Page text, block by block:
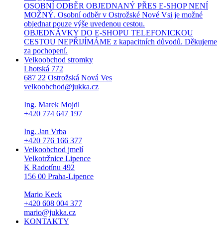
OSOBNÍ ODBĚR OBJEDNANÝ PŘES E-SHOP NENÍ
MOŽNÝ. Osobní odběr v Ostrožské Nové Vsi je možné
objednat pouze výše uvedenou cestou.
OBJEDNÁVKY DO E-SHOPU TELEFONICKOU
CESTOU NEPŘIJÍMÁME z kapacitních důvodů. Děkujeme
za pochopení.
Velkoobchod stromky
Lhotská 772
687 22 Ostrožská Nová Ves
velkoobchod@jukka.cz
Ing. Marek Mojdl
+420 774 647 197
Ing. Jan Vrba
+420 776 166 377
Velkoobchod jmelí
Velkotržnice Lipence
K Radotínu 492
156 00 Praha-Lipence
Mario Keck
+420 608 004 377
mario@jukka.cz
KONTAKTY